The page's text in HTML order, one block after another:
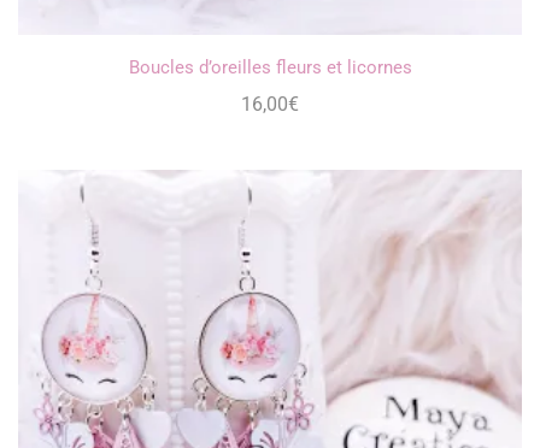
Boucles d’oreilles fleurs et licornes
16,00€